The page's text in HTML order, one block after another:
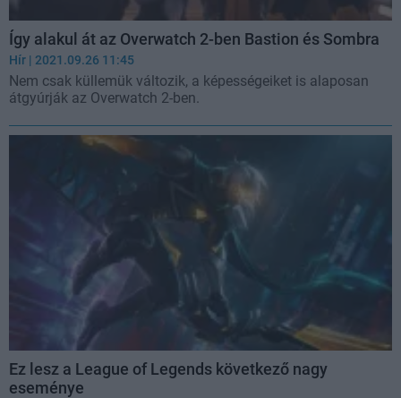
Így alakul át az Overwatch 2-ben Bastion és Sombra
Hír | 2021.09.26 11:45
Nem csak küllemük változik, a képességeiket is alaposan
átgyúrják az Overwatch 2-ben.
Ez lesz a League of Legends következő nagy
eseménye